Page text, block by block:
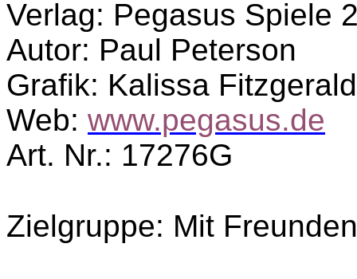
Verlag: Pegasus Spiele
Autor: Paul Peterson
Grafik: Kalissa
Web: www.pegasus.de
Art. Nr.: 17276G
Zielgruppe: Mit Freunden